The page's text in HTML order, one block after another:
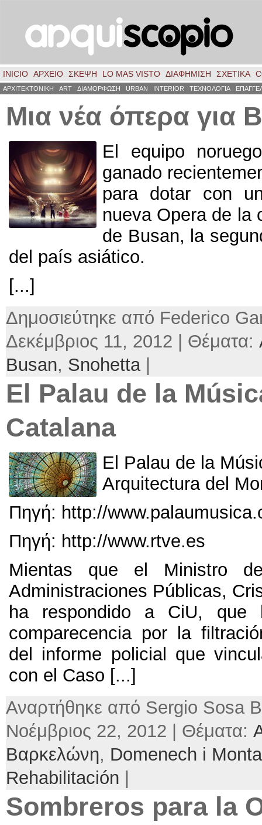
INICIO ΑΡΧΕΙΟ ΣΚΈΨΗ LO MAS VISTO ΔΙΑΦΗΜΙΣΗ ΣΧΕΤΙΚΑ
ΑΡΧΙΤΕΚΤΟΝΙΚΗ ART ΔΙΑΜΟΡΦΩΣΗ URBAN INTERIOR ΤΕΧΝΟΛΟΓΙΑ
Μια νέα όπερα για
El equipo
ganado
para dotar con
nueva Opera de la
de Busan, la
del país asiático.
[...]
Δημοσιεύτηκε από Federico
Δεκέμβριος 11, 2012 | Θέματα:
Busan, Snohetta|
El Palau de la
Catalana
El Palau de la
Arquitectura del
Πηγή: http://
Πηγή: http://www.rtve.es
Mientas que el Ministro
Administraciones Públicas,
ha respondido a CiU, que
comparecencia por la
del informe policial que
con el Caso [...]
Αναρτήθηκε από Sergio Sosa
Νοέμβριος 22, 2012 | Θέματα:
Βαρκελώνη, Domenech i
Rehabilitación
Sombreros para la